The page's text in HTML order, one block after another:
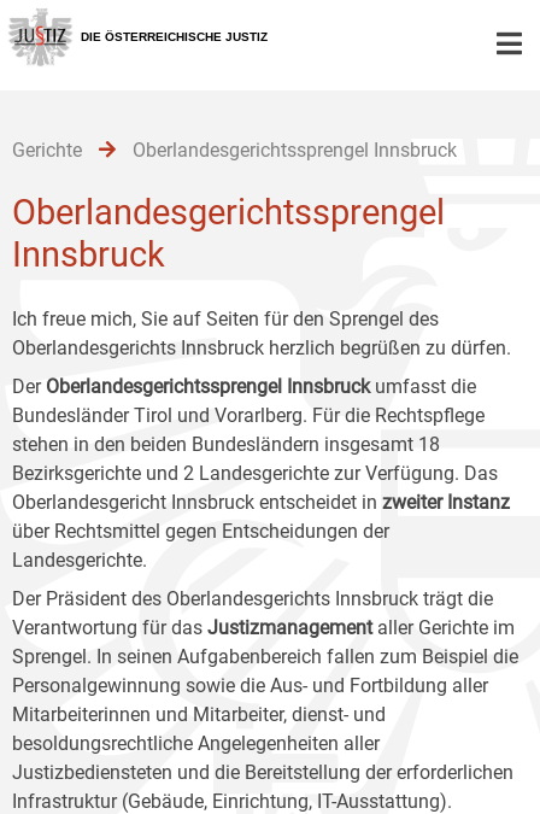
Zur
Hauptnavigation
[1]
Zum
Inhalt
[2]
Zum
Untermenü
[3]
DIE ÖSTERREICHISCHE JUSTIZ
Gerichte Oberlandesgerichtssprengel Innsbruck
Oberlandesgerichtssprengel
Innsbruck
Ich freue mich, Sie auf Seiten für den Sprengel des
Oberlandesgerichts Innsbruck herzlich begrüßen zu dürfen.
Der Oberlandesgerichtssprengel Innsbruckumfasst die
Bundesländer Tirol und Vorarlberg. Für die Rechtspflege
stehen in den beiden Bundesländern insgesamt 18
Bezirksgerichte und 2 Landesgerichte zur Verfügung. Das
Oberlandesgericht Innsbruck entscheidet in zweiter Instanz
über Rechtsmittel gegen Entscheidungen der
Landesgerichte.
Der Präsident des Oberlandesgerichts Innsbruck trägt die
Verantwortung für das Justizmanagementaller Gerichte im
Sprengel. In seinen Aufgabenbereich fallen zum Beispiel die
Personalgewinnung sowie die Aus- und Fortbildung aller
Mitarbeiterinnen und Mitarbeiter, dienst- und
besoldungsrechtliche Angelegenheiten aller
Justizbediensteten und die Bereitstellung der erforderlichen
Infrastruktur (Gebäude, Einrichtung, IT-Ausstattung).